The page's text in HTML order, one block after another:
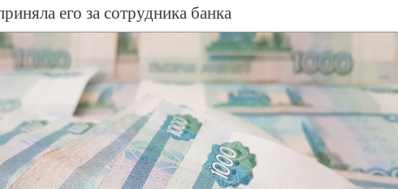
его за сотрудника банка